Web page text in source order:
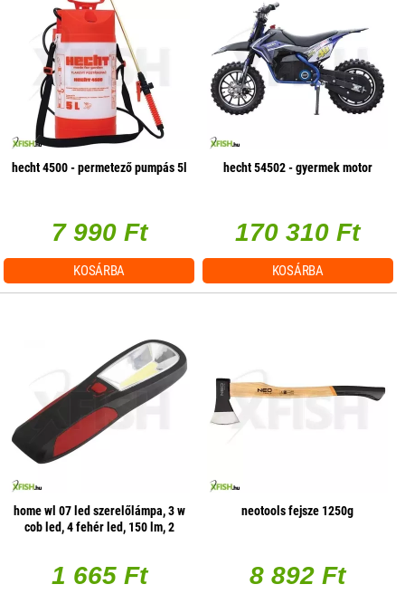
hecht 4500 - permetező pumpás 5l
7 990 Ft
KOSÁRBA
hecht 54502 - gyermek motor
170 310 Ft
KOSÁRBA
home wl 07 led szerelőlámpa, 3 w
cob led, 4 fehér led, 150 lm, 2
1 665 Ft
neotools fejsze 1250g
8 892 Ft